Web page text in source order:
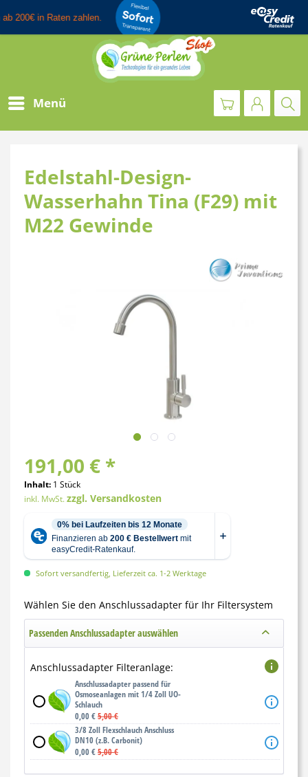
Menü
Edelstahl-Design-
Wasserhahn Tina (F29) mit
M22 Gewinde
191,00 € *
Inhalt: 1 Stück
inkl. MwSt.zzgl. Versandkosten
Sofort versandfertig, Lieferzeit ca. 1-2 Werktage
Wählen Sie den Anschlussadapter für Ihr Filtersystem
Passenden Anschlussadapter auswählen
Anschlussadapter Filteranlage:
Anschlussadapter passend für
Osmoseanlagen mit 1/4 Zoll UO-
Schlauch
0,00 €5,00 €
3/8 Zoll Flexschlauch Anschluss
DN10 (z.B. Carbonit)
0,00 €5,00 €